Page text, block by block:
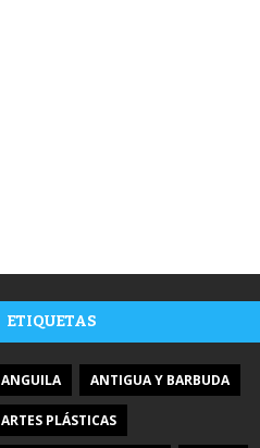
ETIQUETAS
ANGUILA ANTIGUA Y BARBUDA
ARTES PLÁSTICAS